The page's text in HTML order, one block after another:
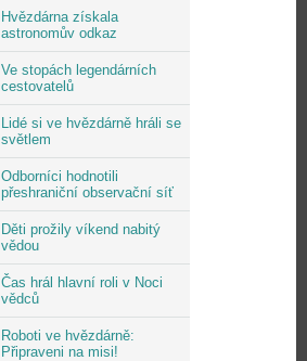
Hvězdárna získala
astronomův odkaz
Ve stopách legendárních
cestovatelů
Lidé si ve hvězdárně hráli se
světlem
Odborníci hodnotili
přeshraniční observační síť
Děti prožily víkend nabitý
vědou
Čas hrál hlavní roli v Noci
vědců
Roboti ve hvězdárně:
Připraveni na misi!